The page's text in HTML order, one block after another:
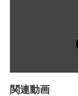
関連動画